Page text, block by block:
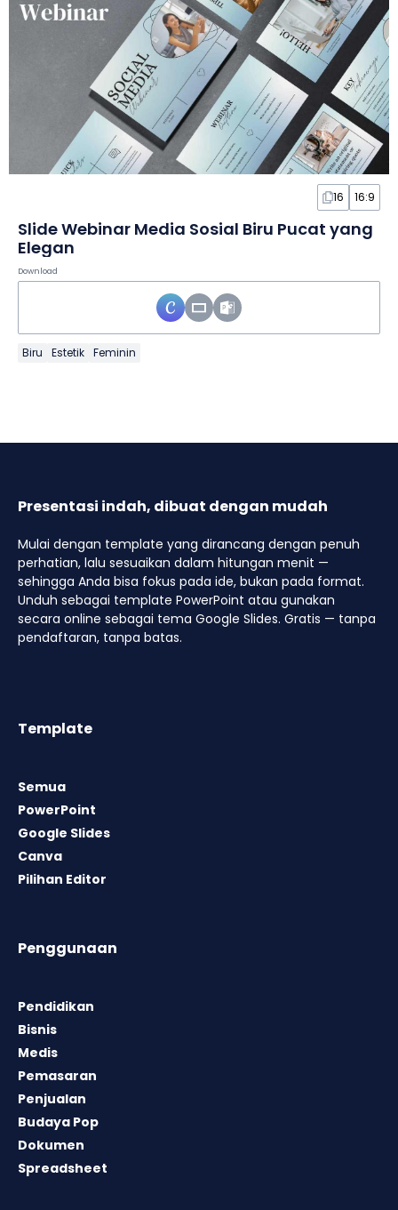
16 16:9
Slide Webinar Media Sosial Biru Pucat yang
Elegan
Download
Biru Estetik Feminin
Presentasi indah, dibuat dengan mudah
Mulai dengan template yang dirancang dengan penuh
perhatian, lalu sesuaikan dalam hitungan menit —
sehingga Anda bisa fokus pada ide, bukan pada format.
Unduh sebagai template PowerPoint atau gunakan
secara online sebagai tema Google Slides. Gratis — tanpa
pendaftaran, tanpa batas.
Template
Semua
PowerPoint
Google Slides
Canva
Pilihan Editor
Penggunaan
Pendidikan
Bisnis
Medis
Pemasaran
Penjualan
Budaya Pop
Dokumen
Spreadsheet